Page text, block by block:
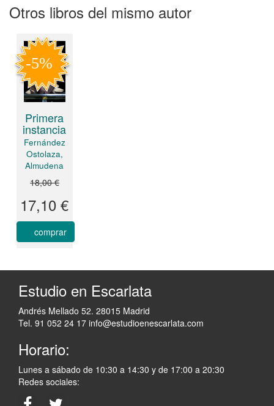
Otros libros del mismo autor
Primera
instancia
Fernández
Ostolaza,
Almudena
18,00 €
17,10 €
comprar
Estudio en Escarlata
Andrés Mellado 52. 28015 Madrid
Tel. 91 052 24 17 info@estudioenescarlata.com
Horario:
Lunes a sábado de 10:30 a 14:30 y de 17:00 a 20:30
Redes sociales: